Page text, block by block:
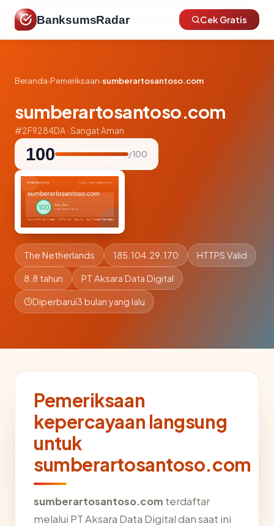
BanksumsRadar Cek Gratis
Beranda›Pemeriksaan›sumberartosantoso.com
sumberartosantoso.com
#2F9284DA · Sangat Aman
100 / 100
The Netherlands 185.104.29.170 HTTPS Valid
8.8 tahun PT Aksara Data Digital
Diperbarui3 bulan yang lalu
Pemeriksaan
kepercayaan langsung
untuk
sumberartosantoso.com
sumberartosantoso.com terdaftar
melalui PT Aksara Data Digital dan saat ini